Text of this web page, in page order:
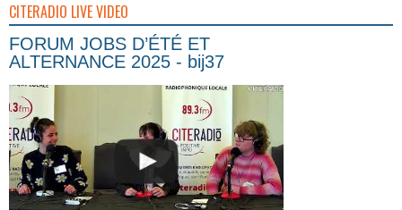
CITERADIO LIVE VIDEO
FORUM JOBS D’ÉTÉ ET
ALTERNANCE 2025 - bij37